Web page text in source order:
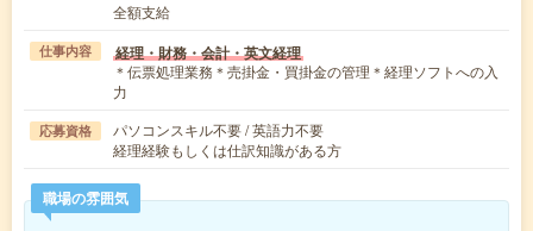
全額支給
仕事内容 経理・財務・会計・英文経理
＊伝票処理業務＊売掛金・買掛金の管理＊経理ソフトへの入
力
応募資格
パソコンスキル不要 / 英語力不要
経理経験もしくは仕訳知識がある方
職場の雰囲気